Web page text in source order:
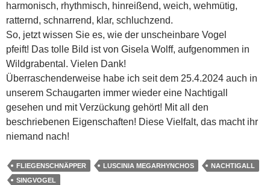
harmonisch, rhythmisch, hinreißend, weich, wehmütig,
ratternd, schnarrend, klar, schluchzend.
So, jetzt wissen Sie es, wie der unscheinbare Vogel
pfeift! Das tolle Bild ist von Gisela Wolff, aufgenommen in
Wildgrabental. Vielen Dank!
Überraschenderweise habe ich seit dem 25.4.2024 auch in
unserem Schaugarten immer wieder eine Nachtigall
gesehen und mit Verzückung gehört! Mit all den
beschriebenen Eigenschaften! Diese Vielfalt, das macht ihr
niemand nach!
FLIEGENSCHNÄPPER LUSCINIA MEGARHYNCHOS
NACHTIGALL
SINGVOGEL